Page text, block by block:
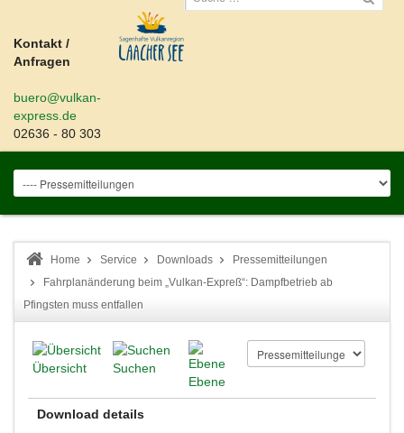
Kontakt /
Anfragen
buero@vulkan-
express.de
02636 - 80 303
Home Service Downloads
Pressemitteilungen
Fahrplanänderung beim „Vulkan-Expreß“: Dampfbetrieb ab
Pfingsten muss entfallen
Übersicht
Suchen
Ebene
Download details